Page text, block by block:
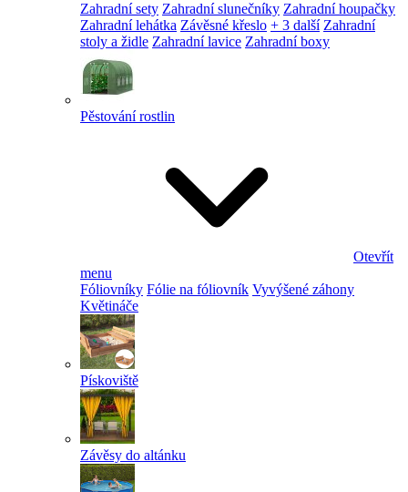
Zahradní sety Zahradní slunečníky Zahradní houpačky
Zahradní lehátka Závěsné křeslo + 3 další Zahradní
stoly a židle Zahradní lavice Zahradní boxy
Pěstování rostlin
Otevřít
menu
Fóliovníky Fólie na fóliovník Vyvýšené záhony
Květináče
Pískoviště
Závěsy do altánku